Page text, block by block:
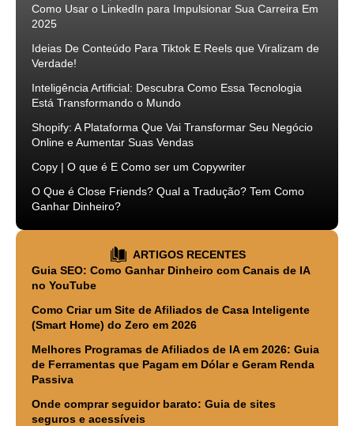
Como Usar o LinkedIn para Impulsionar Sua Carreira Em
2025
Ideias De Conteúdo Para Tiktok E Reels que Viralizam de
Verdade!
Inteligência Artificial: Descubra Como Essa Tecnologia
Está Transformando o Mundo
Shopify: A Plataforma Que Vai Transformar Seu Negócio
Online e Aumentar Suas Vendas
Copy | O que é E Como ser um Copywriter
O Que é Close Friends? Qual a Tradução? Tem Como
Ganhar Dinheiro?
ARTIGOS RECENTES
Guia SEO: Como Ganhar Dinheiro com Canais de IA
no YouTube
Como Criar um Site de Afiliados de Casa Inteligente
(Smart Home) do Zero em 2026
Melhores Programas de Afiliados de IA em 2026: Guia
de Ferramentas que Pagam em Dólar e Geram Renda
Passiva
Onde comprar seguidor barato: Guia de sites
seguros e acessíveis